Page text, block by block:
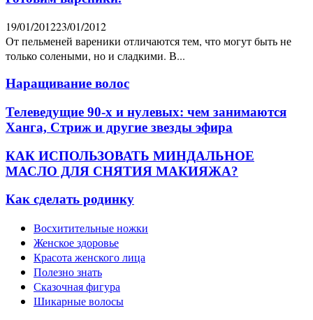
19/01/201223/01/2012
От пельменей вареники отличаются тем, что могут быть не
только солеными, но и сладкими. В...
Наращивание волос
Телеведущие 90-х и нулевых: чем занимаются
Ханга, Стриж и другие звезды эфира
КАК ИСПОЛЬЗОВАТЬ МИНДАЛЬНОЕ
МАСЛО ДЛЯ СНЯТИЯ МАКИЯЖА?
Как сделать родинку
Восхитительные ножки
Женское здоровье
Красота женского лица
Полезно знать
Сказочная фигура
Шикарные волосы